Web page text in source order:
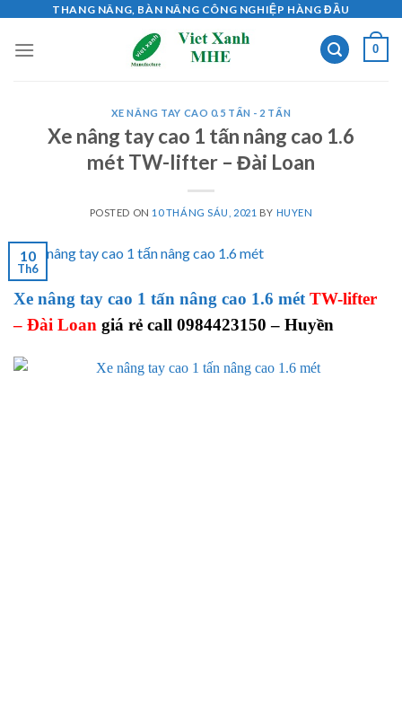
content
THANG NÂNG, BÀN NÂNG CÔNG NGHIỆP HÀNG ĐẦU
0
XE NÂNG TAY CAO 0.5 TẤN - 2 TẤN
Xe nâng tay cao 1 tấn nâng cao 1.6
mét TW-lifter – Đài Loan
POSTED ON 10 THÁNG SÁU, 2021 BY HUYEN
10
Th6
Xe nâng tay cao 1 tấn nâng cao 1.6 mét TW-lifter
– Đài Loan giá rẻ call 0984423150 – Huyền